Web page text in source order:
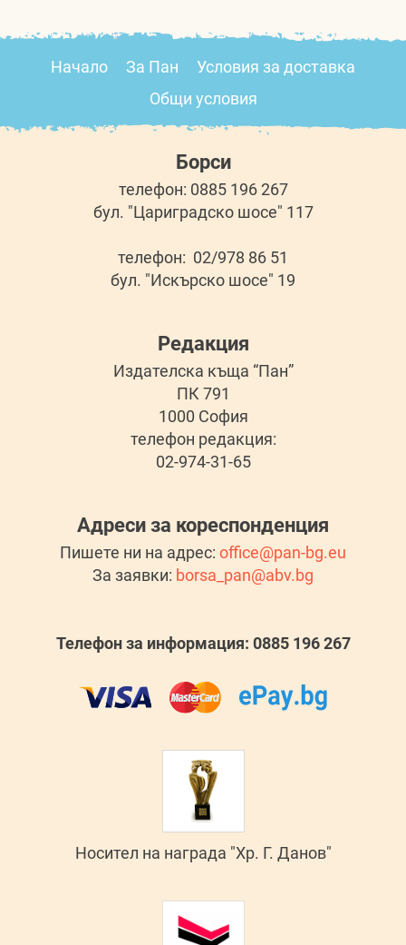
Начало За Пан
Условия за доставка
Общи условия
Борси
телефон: 0885 196 267
бул. "Цариградско шосе" 117
телефон: 02/978 86 51
бул. "Искърско шосе" 19
Редакция
Издателска къща “Пан”
ПК 791
1000 София
телефон редакция:
02-974-31-65
Адреси за кореспонденция
Пишете ни на адрес: office@pan-bg.eu
За заявки: borsa_pan@abv.bg
Телефон за информация: 0885 196 267
Носител на награда "Хр. Г. Данов"